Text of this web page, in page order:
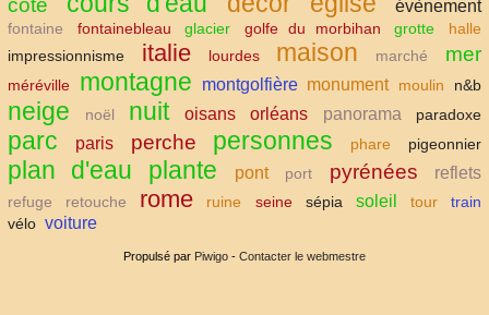
évènement
fontaine fontainebleau glacier golfe du morbihan grotte
halle
impressionnisme
italie lourdes maison marché mer
méréville montagne montgolfière monument moulin n&b
neige noël nuit oisans orléans panorama paradoxe
parc paris perche personnes phare pigeonnier
plan d'eau plante pont port pyrénées reflets
refuge retouche rome ruine seine sépia soleil tour
train
vélo voiture
Propulsé par Piwigo - Contacter le webmestre